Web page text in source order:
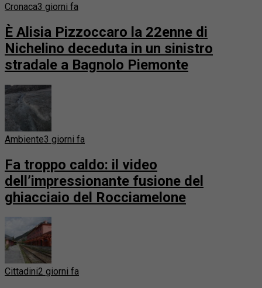
Cronaca3 giorni fa
È Alisia Pizzoccaro la 22enne di
Nichelino deceduta in un sinistro
stradale a Bagnolo Piemonte
Ambiente3 giorni fa
Fa troppo caldo: il video
dell’impressionante fusione del
ghiacciaio del Rocciamelone
Cittadini2 giorni fa